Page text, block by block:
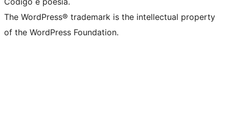
The WordPress® trademark is the intellectual property
of the WordPress Foundation.